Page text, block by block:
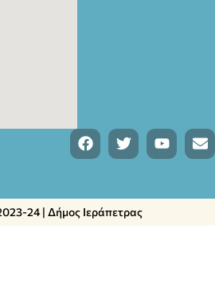
24 | Δήμος Ιεράπετρας